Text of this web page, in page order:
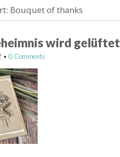
Bouquet of thanks
wird gelüftet
• 0 Comments